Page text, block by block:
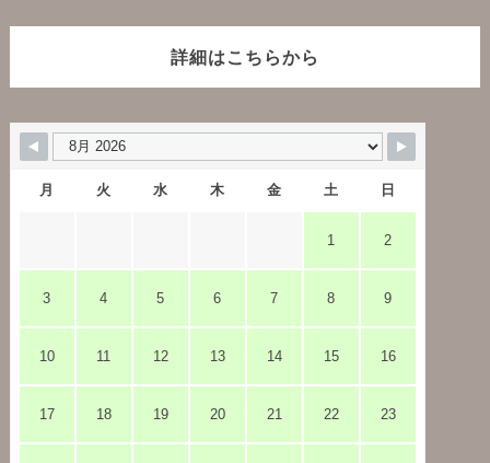
詳細はこちらから
月 火 水 木 金 土 日
1 2
3 4 5 6 7 8 9
10 11 12 13 14 15 16
17 18 19 20 21 22 23